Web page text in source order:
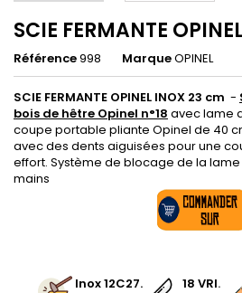
SCIE FERMANTE
Référence998 MarqueOPINEL
SCIE FERMANTE OPINEL INOX 23 cm -
bois de hêtre Opinel n°18 avec lame
coupe portable pliante Opinel de 40
avec des dents aiguisées pour une
effort. Système de blocage de la
mains
Inox12C27. 18 VRI.